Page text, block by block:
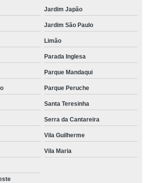
Jardim Japão
Jardim São Paulo
Limão
Parada Inglesa
Parque Mandaqui
Parque Peruche
Santa Teresinha
Serra da Cantareira
Vila Guilherme
Vila Maria